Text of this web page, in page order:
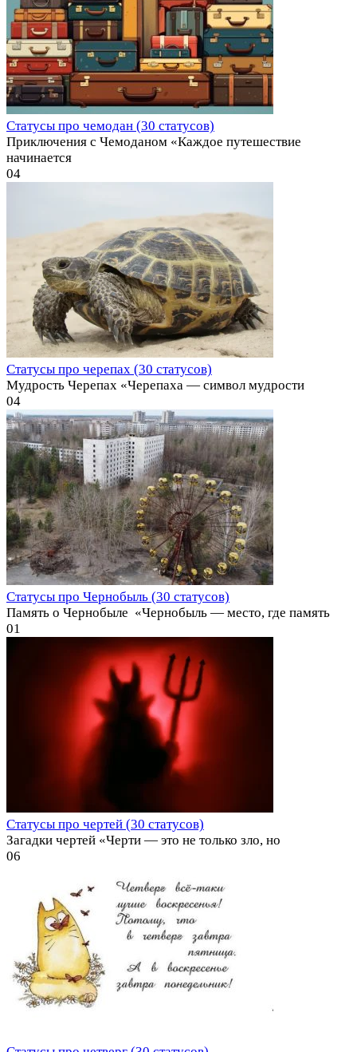
Статусы про чемодан (30 статусов)
Приключения с Чемоданом «Каждое путешествие
начинается
04
Статусы про черепах (30 статусов)
Мудрость Черепах «Черепаха — символ мудрости
04
Статусы про Чернобыль (30 статусов)
Память о Чернобыле ️ «Чернобыль — место, где память
01
Статусы про чертей (30 статусов)
Загадки чертей «Черти — это не только зло, но
06